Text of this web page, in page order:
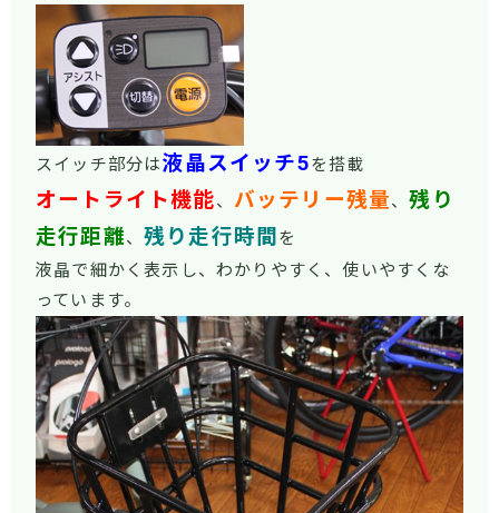
スイッチ部分は液晶スイッチ5を搭載
オートライト機能、 バッテリー残量、残り
走行距離、残り走行時間 を
液晶で細かく表示し、わかりやすく、使いやすくな
っています。